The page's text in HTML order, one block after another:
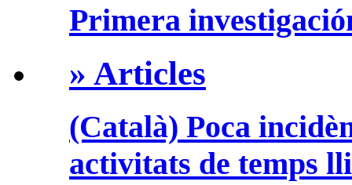
Primera
» Articles
(Català) Poca
activitats de temps